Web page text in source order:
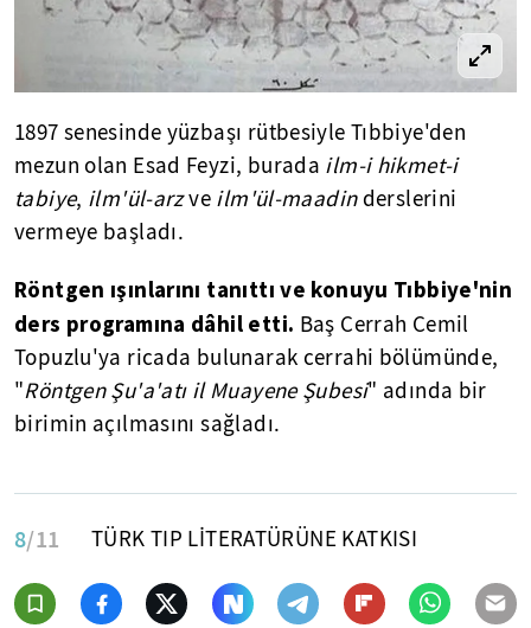
1897 senesinde yüzbaşı rütbesiyle Tıbbiye'den
mezun olan Esad Feyzi, burada ilm-i hikmet-i
tabiye, ilm'ül-arzve ilm'ül-maadinderslerini
vermeye başladı.
Röntgen ışınlarını tanıttı ve konuyu Tıbbiye'nin
ders programına dâhil etti. Baş Cerrah Cemil
Topuzlu'ya ricada bulunarak cerrahi bölümünde,
"Röntgen Şu'a'atı il Muayene Şubesi" adında bir
birimin açılmasını sağladı.
8/11 TÜRK TIP LİTERATÜRÜNE KATKISI